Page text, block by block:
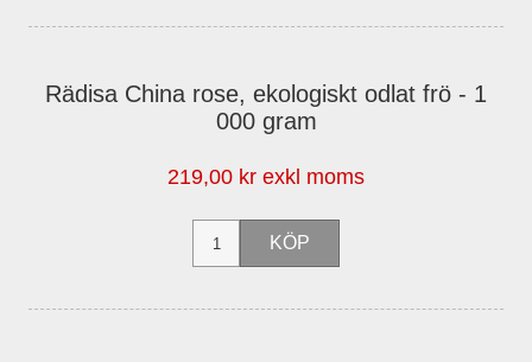
Rädisa China rose, ekologiskt odlat frö - 1
000 gram
219,00 kr exkl moms